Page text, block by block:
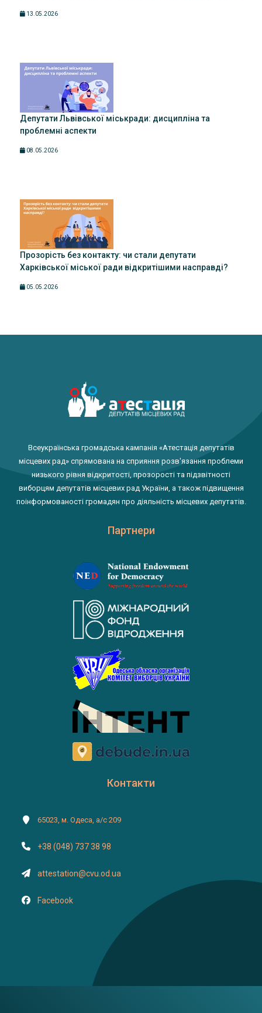
13.05.2026
Депутати Львівської міськради: дисципліна та
проблемні аспекти
08.05.2026
Прозорість без контакту: чи стали депутати
Харківської міської ради відкритішими насправді?
05.05.2026
Всеукраїнська громадська кампанія «Атестація депутатів
місцевих рад» спрямована на сприяння розв'язання проблеми
низького рівня відкритості, прозорості та підзвітності
виборцям депутатів місцевих рад України, а також підвищення
поінформованості громадян про діяльність місцевих депутатів.
Партнери
Контакти
65023, м. Одеса, а/с 209
+38 (048) 737 38 98
attestation@cvu.od.ua
Facebook